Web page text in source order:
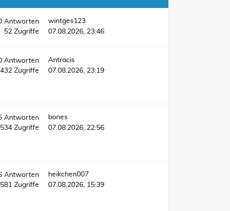
Antworten
52Zugriffe
wintges123
07.08.2026, 23:46
Antworten
Zugriffe
Antracis
07.08.2026, 23:19
Antworten
Zugriffe
bones
07.08.2026, 22:56
Antworten
Zugriffe
heikchen007
07.08.2026, 15:39